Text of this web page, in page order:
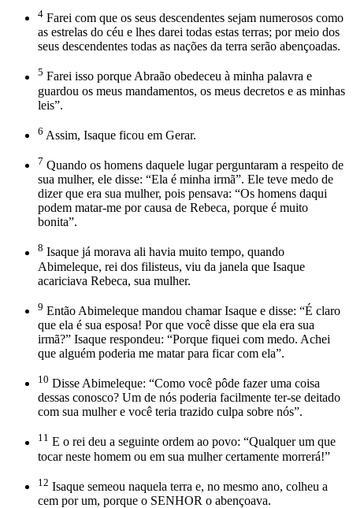
4 Farei com que os seus descendentes sejam numerosos como
as estrelas do céu e lhes darei todas estas terras; por meio dos
seus descendentes todas as nações da terra serão abençoadas.
5 Farei isso porque Abraão obedeceu à minha palavra e
guardou os meus mandamentos, os meus decretos e as minhas
leis”.
6 Assim, Isaque ficou em Gerar.
7 Quando os homens daquele lugar perguntaram a respeito de
sua mulher, ele disse: “Ela é minha irmã”. Ele teve medo de
dizer que era sua mulher, pois pensava: “Os homens daqui
podem matar-me por causa de Rebeca, porque é muito
bonita”.
8 Isaque já morava ali havia muito tempo, quando
Abimeleque, rei dos filisteus, viu da janela que Isaque
acariciava Rebeca, sua mulher.
9 Então Abimeleque mandou chamar Isaque e disse: “É claro
que ela é sua esposa! Por que você disse que ela era sua
irmã?” Isaque respondeu: “Porque fiquei com medo. Achei
que alguém poderia me matar para ficar com ela”.
10 Disse Abimeleque: “Como você pôde fazer uma coisa
dessas conosco? Um de nós poderia facilmente ter-se deitado
com sua mulher e você teria trazido culpa sobre nós”.
11 E o rei deu a seguinte ordem ao povo: “Qualquer um que
tocar neste homem ou em sua mulher certamente morrerá!”
12 Isaque semeou naquela terra e, no mesmo ano, colheu a
cem por um, porque o SENHOR o abençoava.